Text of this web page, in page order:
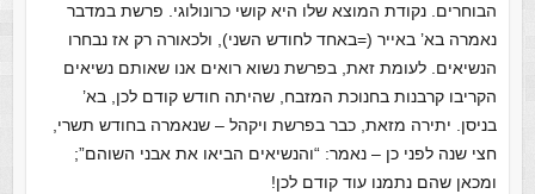
הבוחרים. נקודת המוצא שלו היא קושי כרונולוגי. פרשת במדבר
נאמרה בא’ באייר (=באחד לחודש השני), ולכאורה רק אז נבחרו
הנשיאים. לעומת זאת, בפרשת נשוא רואים אנו שאותם נשיאים
הקריבו קרבנות בחנוכת המזבח, שהיתה חודש קודם לכן, בא’
בניסן. יתירה מזאת, כבר בפרשת ויקהל – שנאמרה בחודש תשרי,
חצי שנה לפני כן – נאמר: “והנשיאים הביאו את אבני השוהם”;
ומכאן שהם נתמנו עוד קודם לכן!